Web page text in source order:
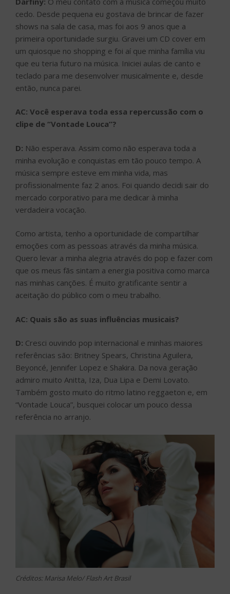
cedo. Desde pequena eu gostava de brincar de fazer
shows na sala de casa, mas foi aos 9 anos que a
primeira oportunidade surgiu. Gravei um CD cover em
um quiosque no shopping e foi aí que minha família viu
que eu teria futuro na música. Iniciei aulas de canto e
teclado para me desenvolver musicalmente e, desde
então, nunca parei.
AC: Você esperava toda essa repercussão com o
clipe de “Vontade Louca”?
D: Não esperava. Assim como não esperava toda a
minha evolução e conquistas em tão pouco tempo. A
música sempre esteve em minha vida, mas
profissionalmente faz 2 anos. Foi quando decidi sair do
mercado corporativo para me dedicar à minha
verdadeira vocação.
Como artista, tenho a oportunidade de compartilhar
emoções com as pessoas através da minha música.
Quero levar a minha alegria através do pop e fazer com
que os meus fãs sintam a energia positiva como marca
nas minhas canções. É muito gratificante sentir a
aceitação do público com o meu trabalho.
AC: Quais são as suas influências musicais?
D: Cresci ouvindo pop internacional e minhas maiores
referências são: Britney Spears, Christina Aguilera,
Beyoncé, Jennifer Lopez e Shakira. Da nova geração
admiro muito Anitta, Iza, Dua Lipa e Demi Lovato.
Também gosto muito do ritmo latino reggaeton e, em
“Vontade Louca”, busquei colocar um pouco dessa
referência no arranjo.
Créditos: Marisa Melo/ Flash Art Brasil